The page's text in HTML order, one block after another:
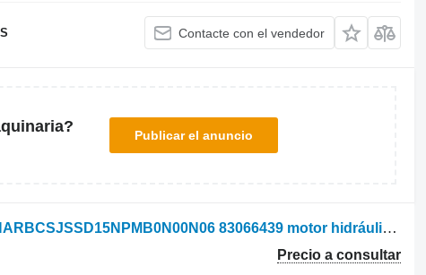
Contacte con el vendedor
Publicar el anuncio
Sauer-Danfoss H1B110AAM1CANARBCSJSSD15NPMB0N00N06 83066439 motor hidráulico para New Holland sistema de riego
Precio a consultar